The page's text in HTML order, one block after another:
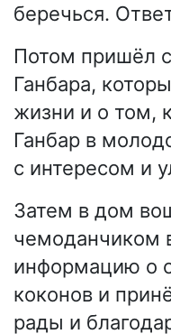
беречься.
Потом пришёл
Ганбара,
жизни и о том,
Ганбар в
с интересом и
Затем в дом
чемоданчиком
информацию о
коконов и
рады и